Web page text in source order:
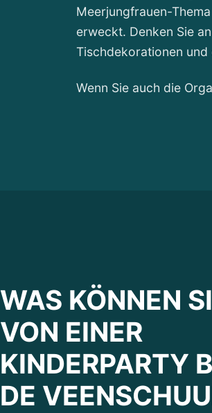
Meerjungfrauen-
erweckt. Denken Sie
Tischdekorationen
Wenn Sie auch die
WAS KÖNNEN
VON EINER
KINDERPARTY
DE